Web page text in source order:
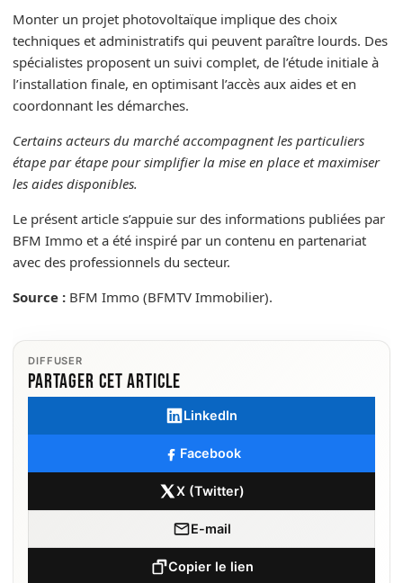
Monter un projet photovoltaïque implique des choix
techniques et administratifs qui peuvent paraître lourds. Des
spécialistes proposent un suivi complet, de l’étude initiale à
l’installation finale, en optimisant l’accès aux aides et en
coordonnant les démarches.
Certains acteurs du marché accompagnent les particuliers
étape par étape pour simplifier la mise en place et maximiser
les aides disponibles.
Le présent article s’appuie sur des informations publiées par
BFM Immo et a été inspiré par un contenu en partenariat
avec des professionnels du secteur.
Source : BFM Immo (BFMTV Immobilier).
DIFFUSER
Partager cet article
LinkedIn
Facebook
X (Twitter)
E-mail
Copier le lien